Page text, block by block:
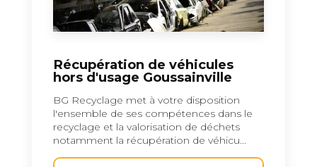
Récupération de véhicules
hors d'usage Goussainville
BG Recyclage met à votre disposition
l'ensemble de ses compétences dans le
recyclage et la valorisation de déchets
notamment la récupération de véhicu...